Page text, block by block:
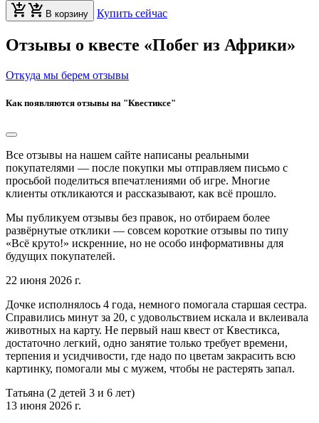
В корзину Купить сейчас
Отзывы о квесте «Побег из Африки»
Откуда мы берем отзывы
Как появляются отзывы на "Квестиксе"
Все отзывы на нашем сайте написаны реальными
покупателями — после покупки мы отправляем письмо с
просьбой поделиться впечатлениями об игре. Многие
клиенты откликаются и рассказывают, как всё прошло.
Мы публикуем отзывы без правок, но отбираем более
развёрнутые отклики — совсем короткие отзывы по типу
«Всё круто!» искренние, но не особо информативны для
будущих покупателей.
22 июня 2026 г.
Дочке исполнялось 4 года, немного помогала старшая сестра.
Справились минут за 20, с удовольствием искала и вклеивала
животных на карту. Не первый наш квест от Квестикса,
достаточно легкий, одно занятие только требует времени,
терпения и усидчивости, где надо по цветам закрасить всю
картинку, помогали мы с мужем, чтобы не растерять запал.
Татьяна (2 детей 3 и 6 лет)
13 июня 2026 г.